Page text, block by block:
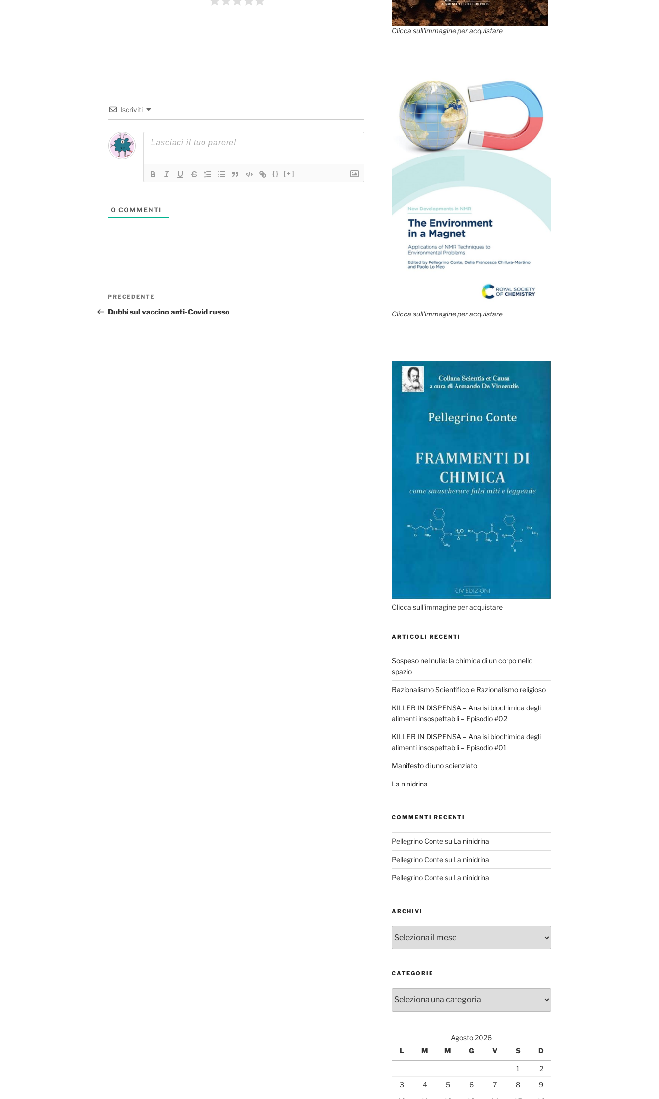
Iscriviti
{} [+]
0 COMMENTI
Navigazione
articoli
Articolo
precedente:
PRECEDENTE
Dubbi sul vaccino anti-Covid russo
Clicca sull'immagine per acquistare
Clicca sull'immagine per acquistare
Clicca sull'immagine per acquistare
ARTICOLI RECENTI
Sospeso nel nulla: la chimica di un corpo nello
spazio
Razionalismo Scientifico e Razionalismo religioso
KILLER IN DISPENSA – Analisi biochimica degli
alimenti insospettabili – Episodio #02
KILLER IN DISPENSA – Analisi biochimica degli
alimenti insospettabili – Episodio #01
Manifesto di uno scienziato
La ninidrina
COMMENTI RECENTI
Pellegrino Contesu La ninidrina
Pellegrino Contesu La ninidrina
Pellegrino Contesu La ninidrina
ARCHIVI
CATEGORIE
Agosto 2026
L
M M G V S D
1
2
3
4 5 6 7 8
9